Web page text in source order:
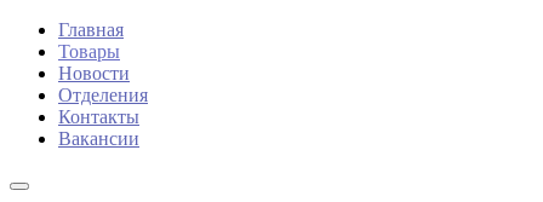
Главная
Товары
Новости
Отделения
Контакты
Вакансии